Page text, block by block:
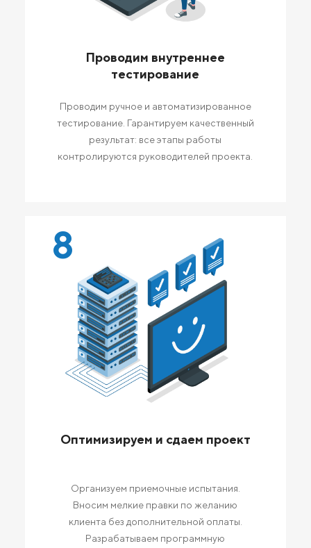
Проводим внутреннее
тестирование
Проводим ручное и автоматизированное
тестирование. Гарантируем качественный
результат: все этапы работы
контролируются руководителей проекта.
8
Оптимизируем и сдаем проект
Организуем приемочные испытания.
Вносим мелкие правки по желанию
клиента без дополнительной оплаты.
Разрабатываем программную